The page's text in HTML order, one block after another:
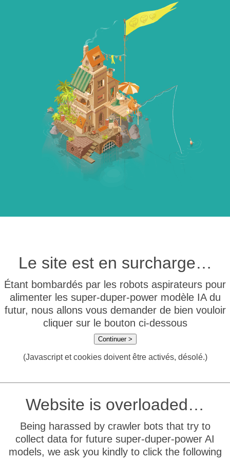
Le site est en surcharge…
Étant bombardés par les robots aspirateurs pour
alimenter les super-duper-power modèle IA du
futur, nous allons vous demander de bien vouloir
cliquer sur le bouton ci-dessous
Continuer >
(Javascript et cookies doivent être activés, désolé.)
Website is overloaded…
Being harassed by crawler bots that try to
collect data for future super-duper-power AI
models, we ask you kindly to click the following